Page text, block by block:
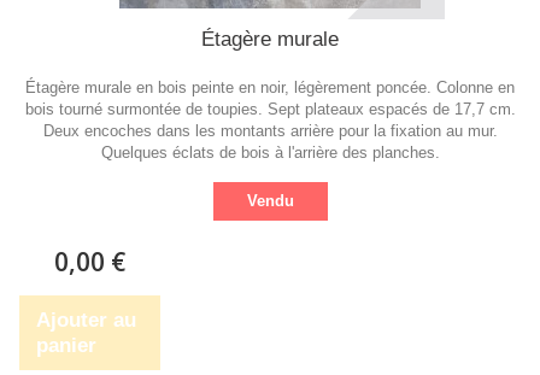
Étagère murale
Étagère murale en bois peinte en noir, légèrement poncée. Colonne en
bois tourné surmontée de toupies. Sept plateaux espacés de 17,7 cm.
Deux encoches dans les montants arrière pour la fixation au mur.
Quelques éclats de bois à l'arrière des planches.
Vendu
0,00 €
Ajouter au
panier